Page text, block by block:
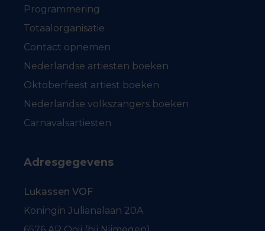
Programmering
Totaalorganisatie
Contact opnemen
Nederlandse artiesten boeken
Oktoberfeest artiest boeken
Nederlandse volkszangers boeken
Carnavalsartiesten
Adresgegevens
Lukassen VOF
Koningin Julianalaan 20A